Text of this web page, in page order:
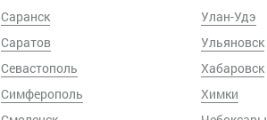
Саранск
Саратов
Севастополь
Симферополь
Улан-Удэ
Ульяновск
Хабаровск
Химки